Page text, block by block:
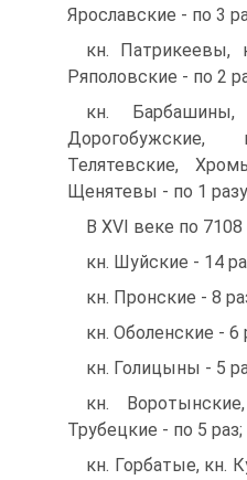
Ярославские - по 3
кн. Патрикеевы,
Ряполовские - по 2
кн.
Телятевские,
Щенятевы - по 1
В XVI веке по 7108
кн. Шуйские - 14
кн. Пронские - 8
кн. Оболенские - 6
кн. Голицыны - 5
кн.
Трубецкие - по 5 раз;
кн. Горбатые, кн.